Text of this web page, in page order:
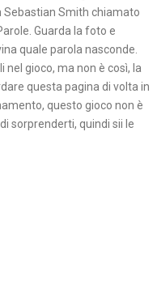
Sebastian Smith chiamato
Guarda la foto e
quale parola nasconde.
nel gioco, ma non è così, la
questa pagina di volta in
questo gioco non è
sorprenderti, quindi sii le